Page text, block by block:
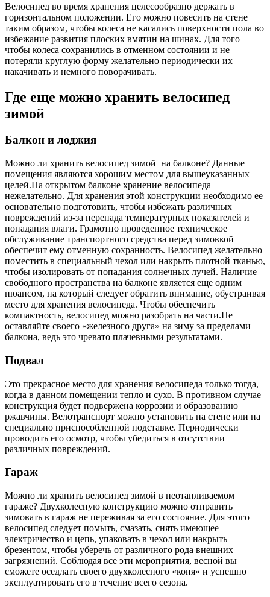
Велосипед во время хранения целесообразно держать в
горизонтальном положении. Его можно повесить на стене
таким образом, чтобы колеса не касались поверхности пола во
избежание развития плоских вмятин на шинах. Для того
чтобы колеса сохранились в отменном состоянии и не
потеряли круглую форму желательно периодически их
накачивать и немного поворачивать.
Где еще можно хранить велосипед
зимой
Балкон и лоджия
Можно ли хранить велосипед зимой на балконе? Данные
помещения являются хорошим местом для вышеуказанных
целей.На открытом балконе хранение велосипеда
нежелательно. Для хранения этой конструкции необходимо ее
основательно подготовить, чтобы избежать различных
повреждений из-за перепада температурных показателей и
попадания влаги. Грамотно проведенное техническое
обслуживание транспортного средства перед зимовкой
обеспечит ему отменную сохранность. Велосипед желательно
поместить в специальный чехол или накрыть плотной тканью,
чтобы изолировать от попадания солнечных лучей. Наличие
свободного пространства на балконе является еще одним
нюансом, на который следует обратить внимание, обустраивая
место для хранения велосипеда. Чтобы обеспечить
компактность, велосипед можно разобрать на части.Не
оставляйте своего «железного друга» на зиму за пределами
балкона, ведь это чревато плачевными результатами.
Подвал
Это прекрасное место для хранения велосипеда только тогда,
когда в данном помещении тепло и сухо. В противном случае
конструкция будет подвержена коррозии и образованию
ржавчины. Велотранспорт можно установить на стене или на
специально приспособленной подставке. Периодически
проводить его осмотр, чтобы убедиться в отсутствии
различных повреждений.
Гараж
Можно ли хранить велосипед зимой в неотапливаемом
гараже? Двухколесную конструкцию можно отправить
зимовать в гараж не переживая за его состояние. Для этого
велосипед следует помыть, смазать, снять имеющее
электричество и цепь, упаковать в чехол или накрыть
брезентом, чтобы уберечь от различного рода внешних
загрязнений. Соблюдая все эти мероприятия, весной вы
сможете оседлать своего двухколесного «коня» и успешно
эксплуатировать его в течение всего сезона.